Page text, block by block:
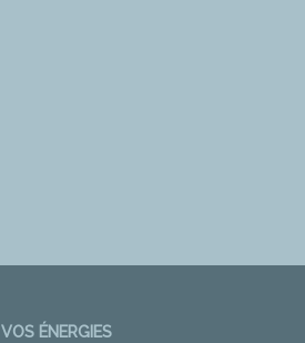
VOS ÉNERGIES